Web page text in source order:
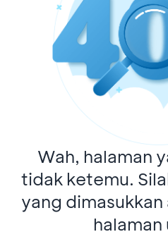
Wah, halaman
tidak ketemu.
yang
halaman